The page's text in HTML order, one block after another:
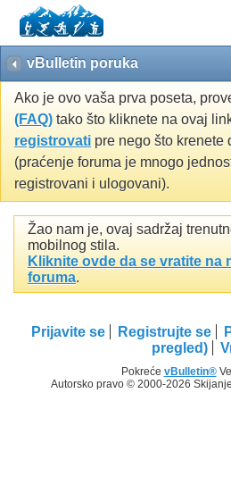
vBulletin poruka
Ako je ovo vaša prva poseta,
(FAQ) tako što kliknete na ovaj
registrovati pre nego što krenete
(praćenje foruma je mnogo
registrovani i ulogovani).
Žao nam je, ovaj sadržaj
mobilnog stila.
Kliknite ovde da se vratite na
foruma.
Prijavite se Registrujte se
pregled)
Pokreće vBulletin®
Autorsko pravo © 2000-2026